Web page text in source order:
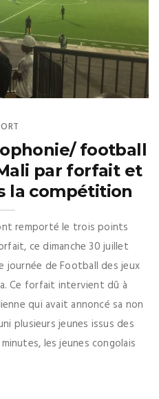
football
par forfait et
la compétition
remporté le trois points
ce dimanche 30 juillet
journée de Football des jeux
Ce forfait intervient dû à
qui avait annoncé sa non
plusieurs jeunes issus des
les jeunes congolais